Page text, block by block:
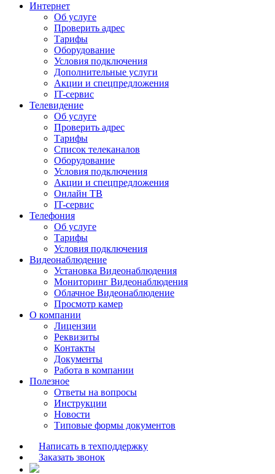
Интернет
Об услуге
Проверить адрес
Тарифы
Оборудование
Условия подключения
Дополнительные услуги
Акции и спецпредложения
IT-сервис
Телевидение
Об услуге
Проверить адрес
Тарифы
Список телеканалов
Оборудование
Условия подключения
Акции и спецпредложения
Онлайн ТВ
IT-сервис
Телефония
Об услуге
Тарифы
Условия подключения
Видеонаблюдение
Установка Видеонаблюдения
Мониторинг Видеонаблюдения
Облачное Видеонаблюдение
Просмотр камер
О компании
Лицензии
Реквизиты
Контакты
Документы
Работа в компании
Полезное
Ответы на вопросы
Инструкции
Новости
Типовые формы документов
Написать в техподдержку
Заказать звонок